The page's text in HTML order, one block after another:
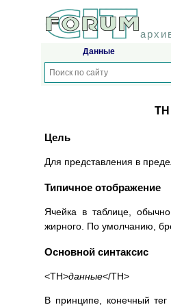
Данные
Цель
Для представления в
Типичное отображение
Ячейка в таблице,
жирного. По умолчанию,
Основной синтаксис
<TH>данные</TH>
В принципе, конечный